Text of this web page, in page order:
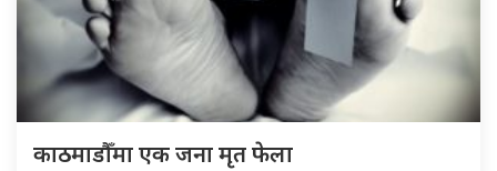
काठमाडौँमा एक जना मृत फेला